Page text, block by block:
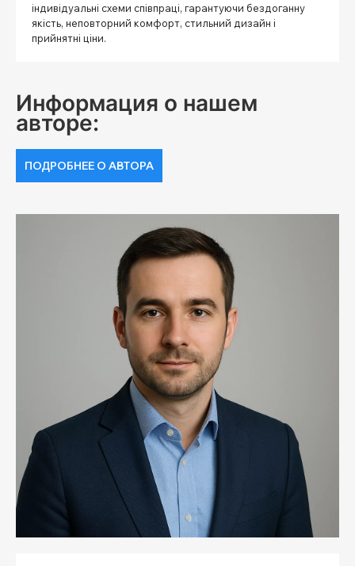
індивідуальні схеми співпраці, гарантуючи бездоганну
якість, неповторний комфорт, стильний дизайн і
прийнятні ціни.
Информация о нашем
авторе:
ПОДРОБНЕЕ О АВТОРА